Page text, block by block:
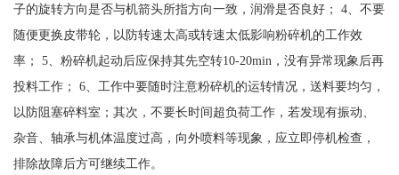
子的旋转方向是否与机箭头所指方向一致，润滑是否良好； 4、不要
随便更换皮带轮，以防转速太高或转速太低影响粉碎机的工作效
率； 5、粉碎机起动后应保持其先空转10-20min，没有异常现象后再
投料工作； 6、工作中要随时注意粉碎机的运转情况，送料要均匀，
以防阻塞碎料室；其次，不要长时间超负荷工作，若发现有振动、
杂音、轴承与机体温度过高，向外喷料等现象，应立即停机检查，
排除故障后方可继续工作。